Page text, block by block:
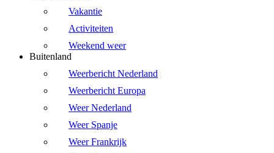
Vakantie
Activiteiten
Weekend weer
Buitenland
Weerbericht Nederland
Weerbericht Europa
Weer Nederland
Weer Spanje
Weer Frankrijk